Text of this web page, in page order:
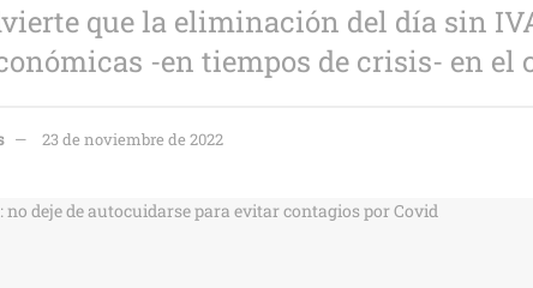
que la eliminación del día sin
-en tiempos de crisis- en el
23 de noviembre de 2022